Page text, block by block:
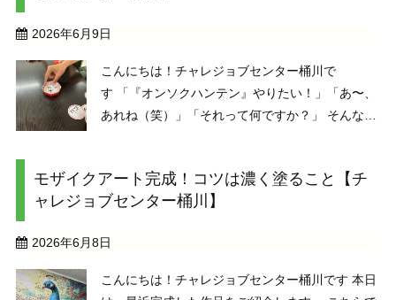
2026年6月9日
こんにちは！チャレジョブセンター桶川で
す 「『オンソクハンテン』やりたい！」「あ〜、
あれね（笑）」「それって何ですか？」 そんな明
プでいうと『スピード』に近い感 ...
モザイクアート完成！コツは濃く塗ること【チ
ャレジョブセンター桶川】
2026年6月8日
こんにちは！チャレジョブセンター桶川です 本日